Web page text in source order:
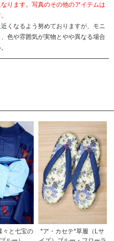
ります。写真のその他のアイテムは
くなるよう努めておりますが、モニ
色や雰囲気が実物とやや異なる場合
々と七宝の
*ア・カセテ*草履（Lサ